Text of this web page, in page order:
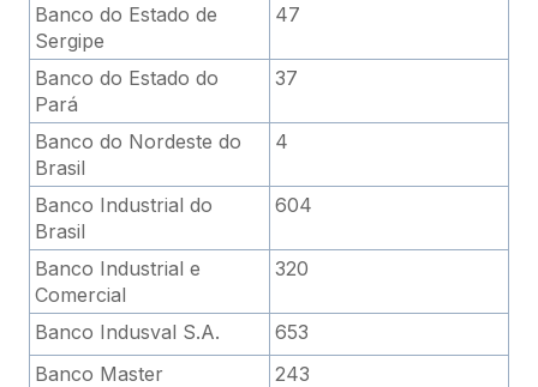
Banco do Estado de
Sergipe
47
Banco do Estado do
Pará
37
Banco do Nordeste do
Brasil
4
Banco Industrial do
Brasil
604
Banco Industrial e
Comercial
320
Banco Indusval S.A.
653
Banco Master
243